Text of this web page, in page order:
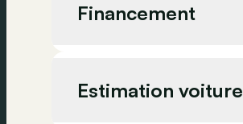
Financement
Estimation voiture